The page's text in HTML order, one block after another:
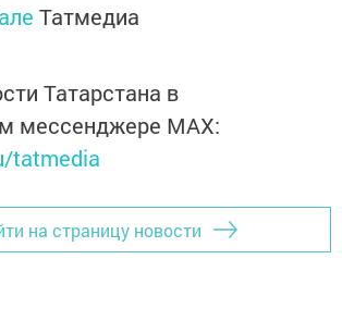
Татмедиа
Татарстана в
мессенджере MАХ:
tatmedia
на страницу новости